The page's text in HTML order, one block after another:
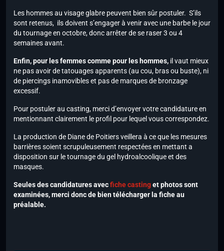
Les hommes au visage glabre peuvent bien sûr postuler. S’ils
sont retenus, ils doivent s’engager à venir avec une barbe le jour
du tournage en octobre, donc arrêter de se raser 3 ou 4
semaines avant.
Enfin, pour les femmes comme pour les hommes, il vaut mieux
ne pas avoir de tatouages apparents (au cou, bras ou buste), ni
de piercings inamovibles et pas de marques de bronzage
excessif.
Pour postuler au casting, merci d’envoyer votre candidature en
mentionnant clairement le profil pour lequel vous correspondez.
La production de Diane de Poitiers veillera à ce que les mesures
barrières soient scrupuleusement respectées en mettant a
disposition sur le tournage du gel hydroalcoolique et des
masques.
Seules des candidatures avecfiche castinget photos sont
examinées, merci donc de bien télécharger la fiche au
préalable.